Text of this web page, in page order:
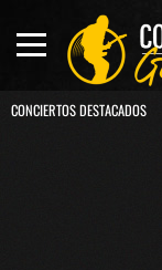
CONCIERTOS DESTACADOS